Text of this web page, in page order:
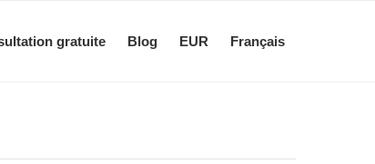
gratuite Blog EUR Français